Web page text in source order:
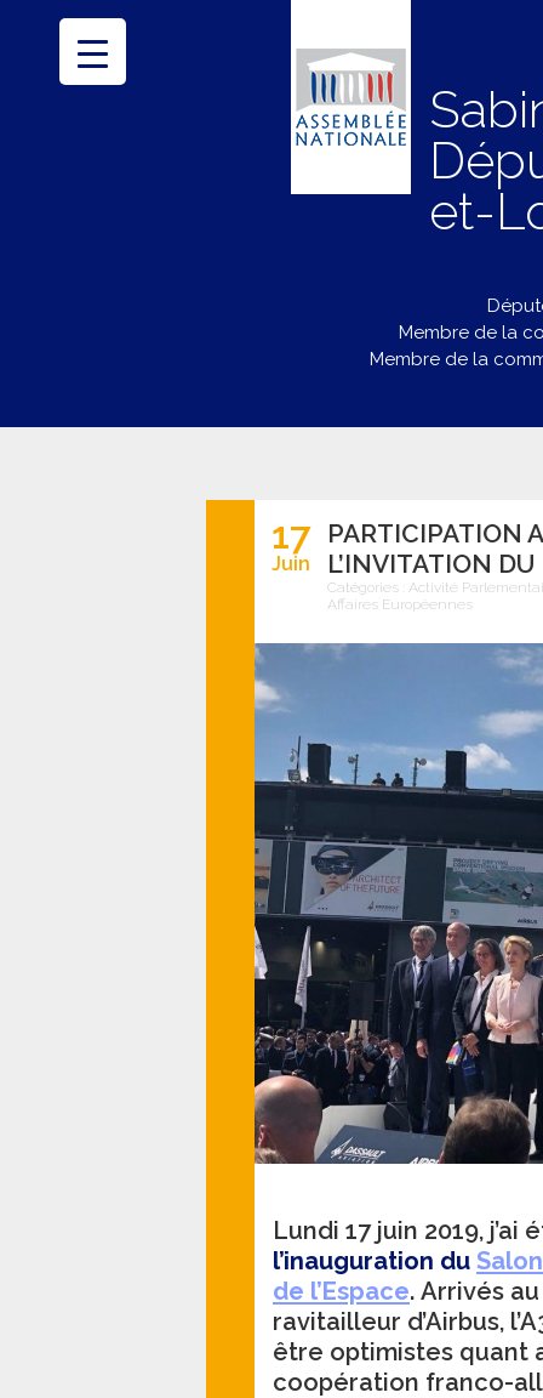
et-
Membre de la
Membre de la
17
Juin
PARTICIPATION
L’INVITATION
Catégories : Activité
Affaires Européennes
Lundi 17 juin 2019, j’ai
l’inauguration du
de l’Espace. Arrivés
ravitailleur d’Airbus,
être optimistes quant
coopération franco-